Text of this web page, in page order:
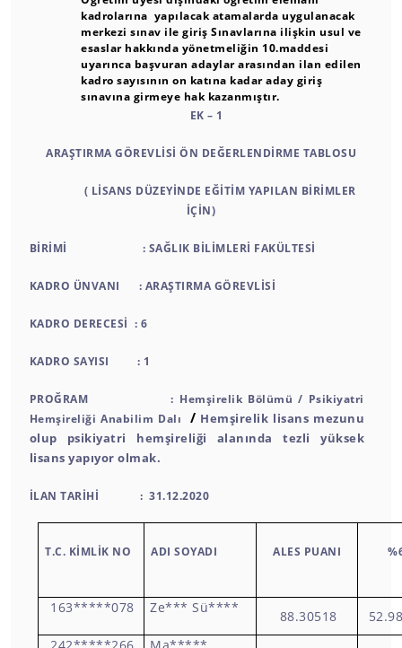
kadrolarına yapılacak atamalarda uygulanacak
merkezi sınav ile giriş Sınavlarına ilişkin usul ve
esaslar hakkında yönetmeliğin 10.maddesi
uyarınca başvuran adaylar arasından ilan edilen
kadro sayısının on katına kadar aday giriş
sınavına girmeye hak kazanmıştır.
EK – 1
ARAŞTIRMA GÖREVLİSİ ÖN DEĞERLENDİRME TABLOSU
( LİSANS DÜZEYİNDE EĞİTİM YAPILAN BİRİMLER
İÇİN)
BİRİMİ : SAĞLIK BİLİMLERİ FAKÜLTESİ
KADRO ÜNVANI : ARAŞTIRMA GÖREVLİSİ
KADRO DERECESİ : 6
KADRO SAYISI : 1
PROĞRAM : Hemşirelik Bölümü / Psikiyatri
Hemşireliği Anabilim Dalı / Hemşirelik lisans mezunu
olup psikiyatri hemşireliği alanında tezli yüksek
lisans yapıyor olmak.
İLAN TARİHİ : 31.12.2020
T.C. KİMLİK NO ADI SOYADI ALES PUANI
163*****078 Ze*** Sü****
88.30518